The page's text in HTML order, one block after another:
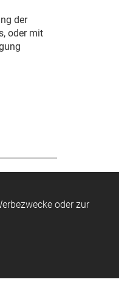
der
oder mit
oder zur